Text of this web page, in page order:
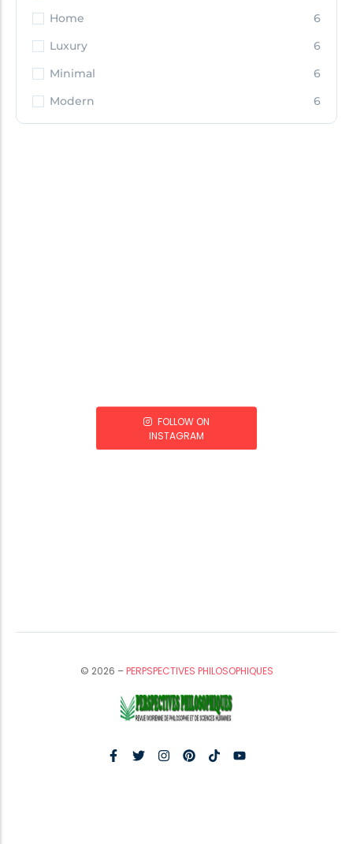
Home
6
Luxury
6
Minimal
6
Modern
6
FOLLOW ON
INSTAGRAM
© 2026 –PERPSPECTIVES PHILOSOPHIQUES